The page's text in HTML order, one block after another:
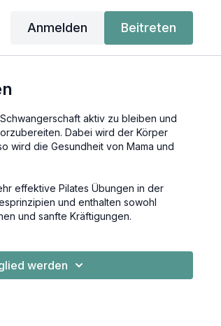
Anmelden Beitreten
aktiv zu bleiben und
Dabei wird der Körper
wird die Gesundheit von Mama und
effektive Pilates Übungen in der
und enthalten sowohl
und sanfte Kräftigungen.
werden